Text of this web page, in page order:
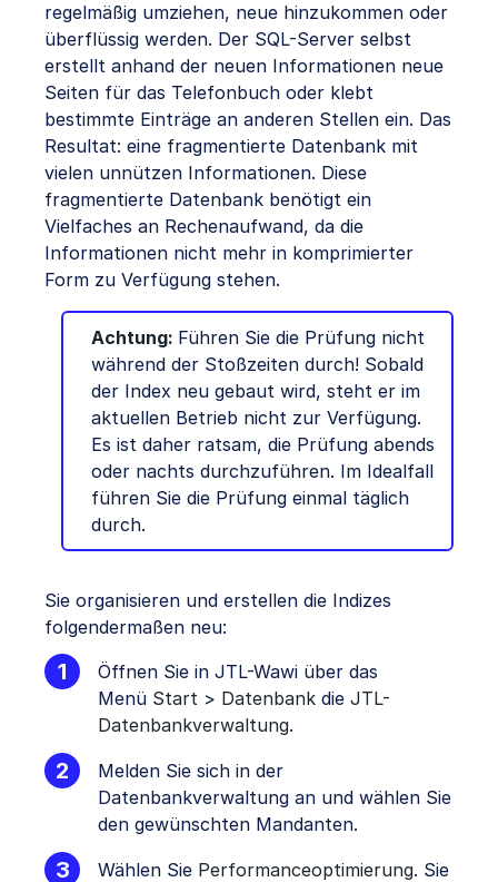
regelmäßig umziehen, neue hinzukommen oder
überflüssig werden. Der SQL-Server selbst
erstellt anhand der neuen Informationen neue
Seiten für das Telefonbuch oder klebt
bestimmte Einträge an anderen Stellen ein. Das
Resultat: eine fragmentierte Datenbank mit
vielen unnützen Informationen. Diese
fragmentierte Datenbank benötigt ein
Vielfaches an Rechenaufwand, da die
Informationen nicht mehr in komprimierter
Form zu Verfügung stehen.
Achtung: Führen Sie die Prüfung nicht
während der Stoßzeiten durch! Sobald
der Index neu gebaut wird, steht er im
aktuellen Betrieb nicht zur Verfügung.
Es ist daher ratsam, die Prüfung abends
oder nachts durchzuführen. Im Idealfall
führen Sie die Prüfung einmal täglich
durch.
Sie organisieren und erstellen die Indizes
folgendermaßen neu:
Öffnen Sie in JTL-Wawi über das
Menü Start > Datenbank die JTL-
Datenbankverwaltung.
Melden Sie sich in der
Datenbankverwaltung an und wählen Sie
den gewünschten Mandanten.
Wählen Sie Performanceoptimierung. Sie